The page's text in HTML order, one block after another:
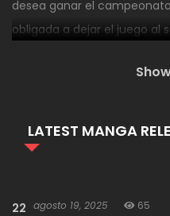
desea ganar el
obligada a dejar el juego al
se ve obligado a
una relación con una
LATEST MANGA
22 agosto 19, 2025 65